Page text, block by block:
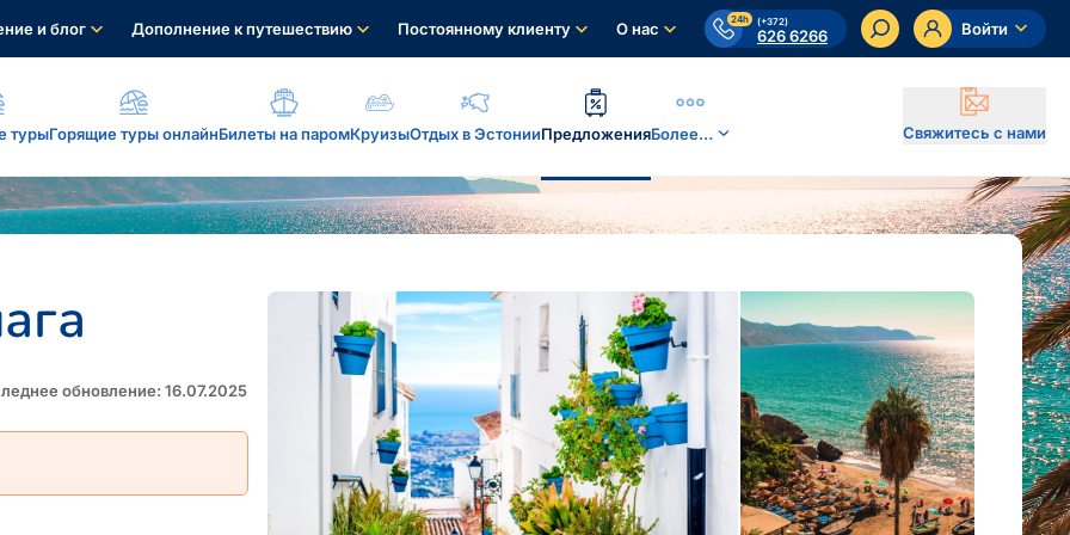
и блог Дополнение к путешествию Постоянному клиенту О нас 24h (+372)
626 6266 Войти
турыГорящие туры онлайнБилеты на паромКруизыОтдых в ЭстонииПредложенияБолее… Свяжитесь с нами
услуги...
reisikaubad.ee, Airalo eSim...
обновление: 16.07.2025